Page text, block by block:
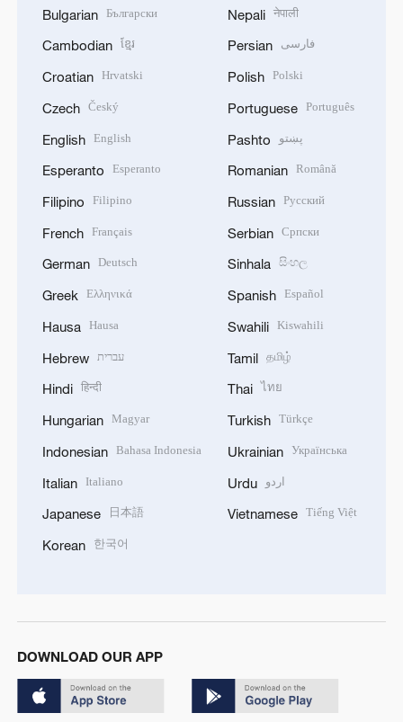
Bulgarian Български
Cambodian ខ្មែរ
Croatian Hrvatski
Czech Český
English English
Esperanto Esperanto
Filipino Filipino
French Français
German Deutsch
Greek Ελληνικά
Hausa Hausa
Hebrew עברית
Hindi हिन्दी
Hungarian Magyar
Indonesian Bahasa Indonesia
Italian Italiano
Japanese 日本語
Korean 한국어
Nepali नेपाली
Persian فارسی
Polish Polski
Portuguese Português
Pashto پښتو
Romanian Română
Russian Русский
Serbian Српски
Sinhala සිංහල
Spanish Español
Swahili Kiswahili
Tamil தமிழ்
Thai ไทย
Turkish Türkçe
Ukrainian Українська
Urdu اردو
Vietnamese Tiếng Việt
DOWNLOAD OUR APP